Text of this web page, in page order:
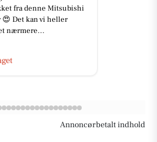
fra denne Mitsubishi
😍 Det kan vi heller
nærmere...
Annoncørbetalt indhold